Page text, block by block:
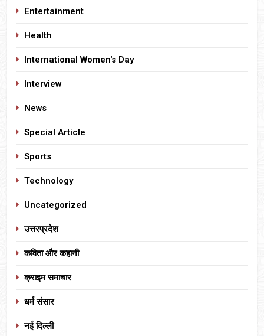
Entertainment
Health
International Women's Day
Interview
News
Special Article
Sports
Technology
Uncategorized
उत्तरप्रदेश
कविता और कहानी
क्राइम समाचार
धर्म संसार
नई दिल्ली